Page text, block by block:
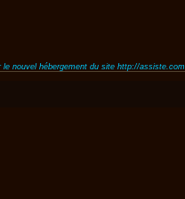
nouvel hébergement du site http://assiste.com